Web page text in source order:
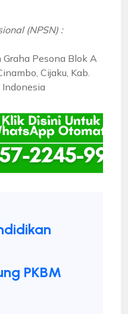
(NPSN) :
Graha Pesona Blok A
Cijaku, Kab.
PKBM